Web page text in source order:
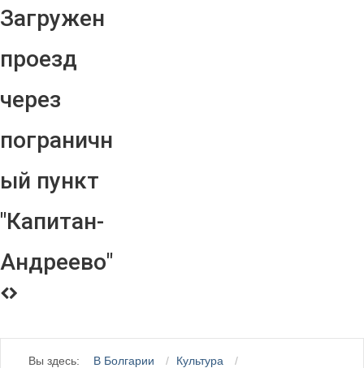
Загружен
проезд
через
пограничн
ый пункт
"Капитан-
Андреево"
Вы здесь: В Болгарии
Культура